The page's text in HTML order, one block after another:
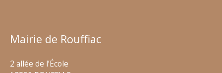
Mairie de Rouffiac
2 allée de l’École